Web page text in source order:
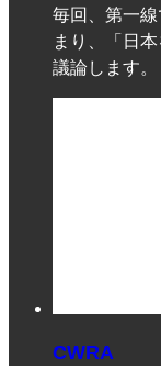
毎回、第一
まり、「日
議論します。
CWRA